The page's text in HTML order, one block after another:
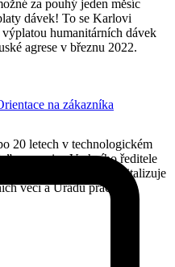
za pouhý jeden měsíc
dávek! To se Karlovi
výplatou humanitárních dávek
agrese v březnu 2022.
20 letech v technologickém
a z pozice Vrchního ředitele
týmem úspěšně digitalizuje
věcí a Úřadů práce.
na zákazníka